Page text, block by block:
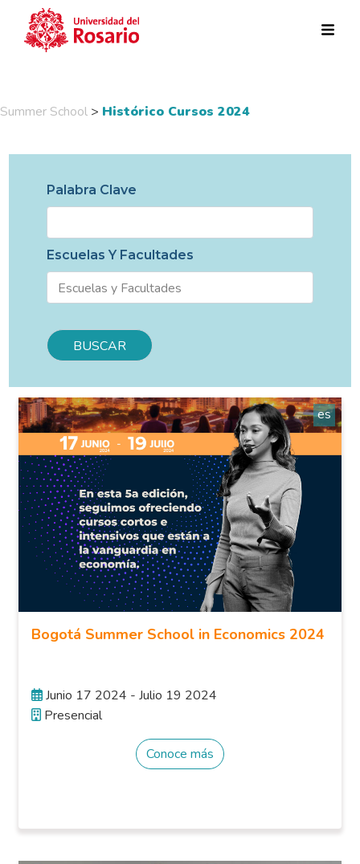
Summer School > Histórico Cursos 2024
Palabra Clave
Escuelas Y Facultades
es
Bogotá Summer School in Economics 2024
Junio 17 2024 - Julio 19 2024
Presencial
Conoce más